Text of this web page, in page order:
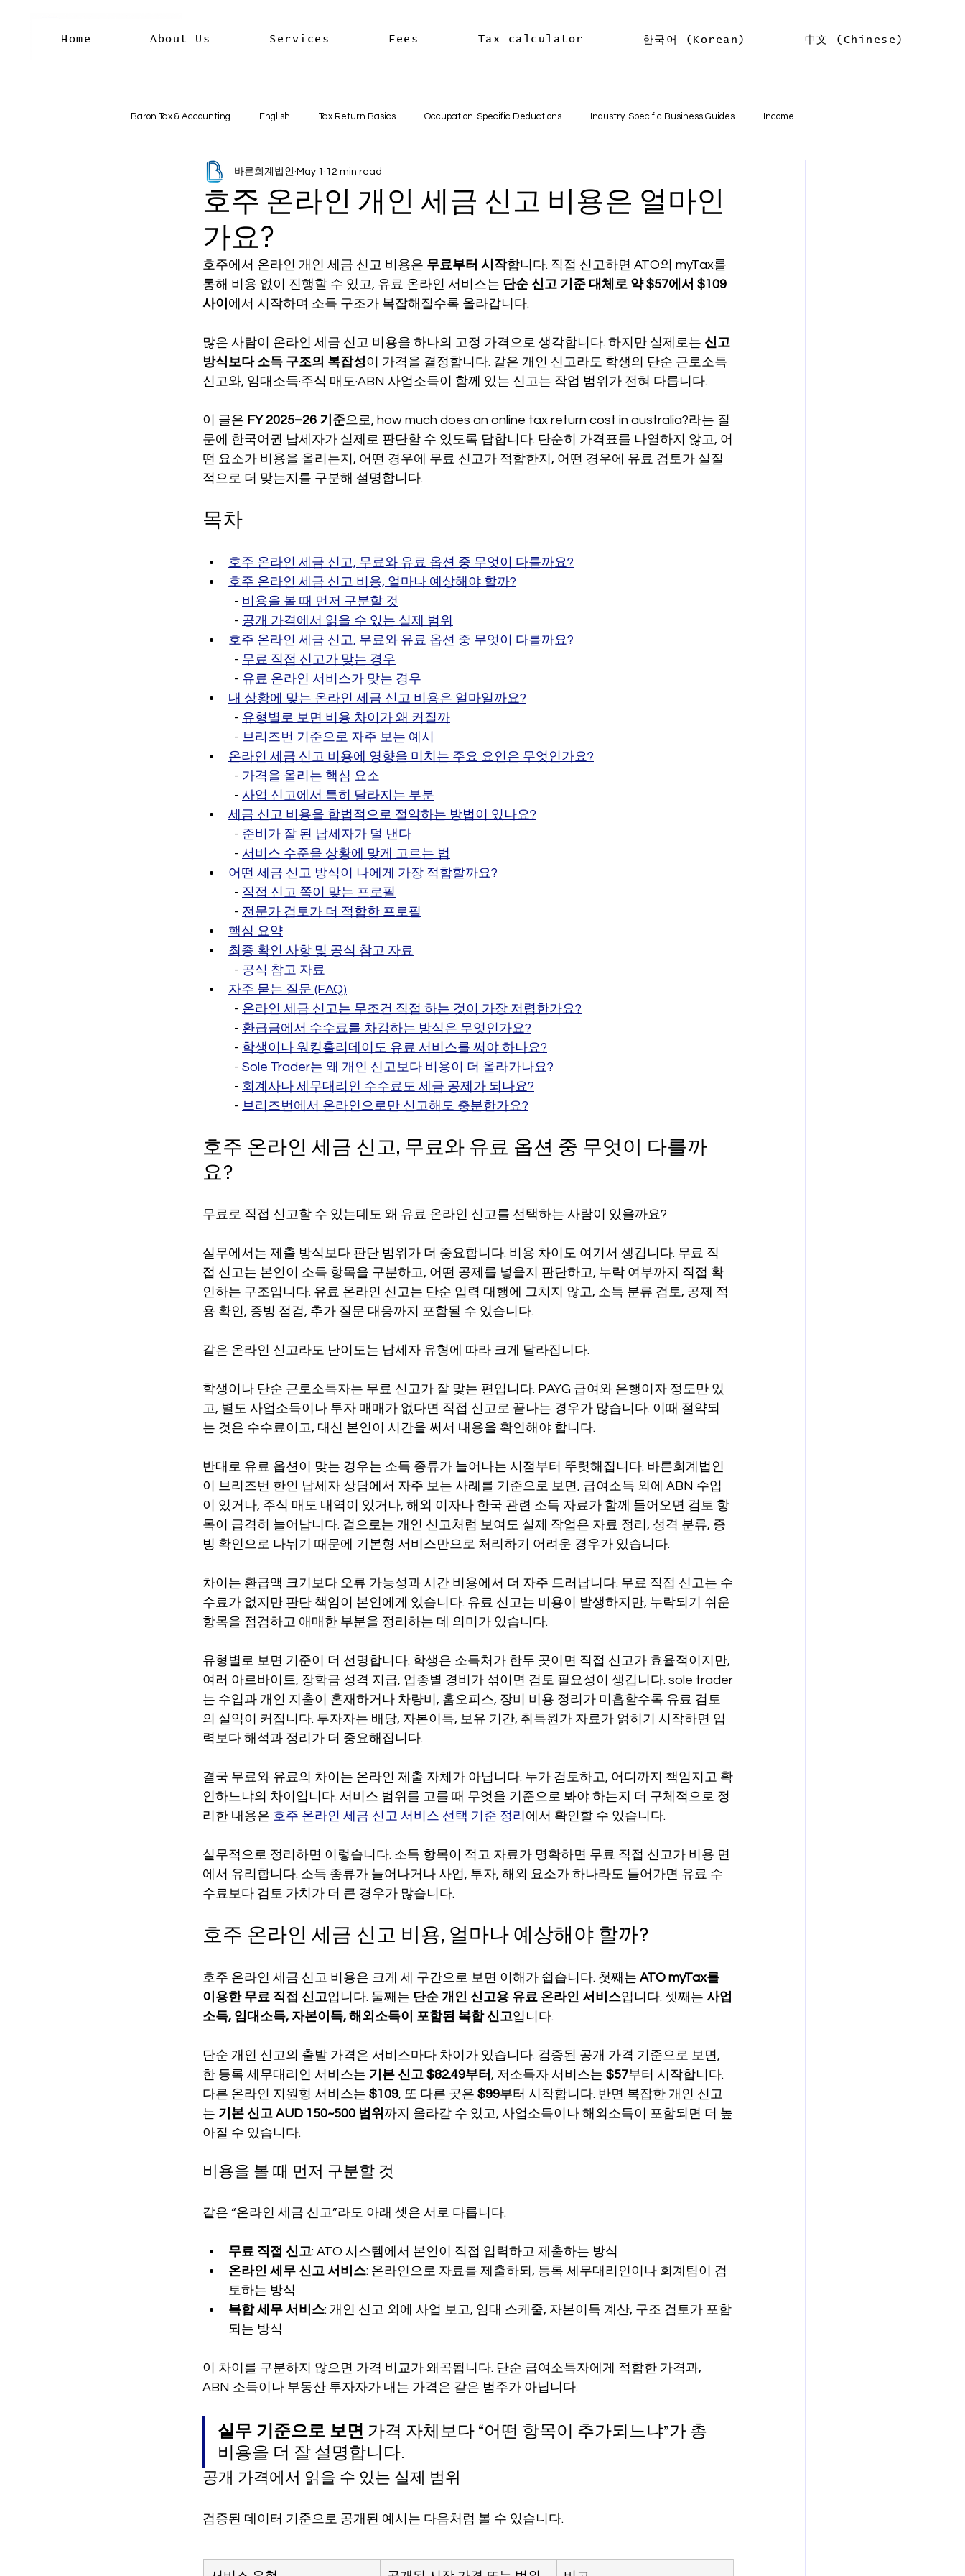
Home About Us Services Fees Tax calculator 한국어 (Korean) 中文 (Chinese)
Log In
Baron Tax & Accounting English Tax Return Basics Occupation-Specific Deductions Industry-Specific Business Guides Income
Rental income Capital Gains Deductions
Residency & International Tax
Business Deductions & Expenses Payroll & Employees Superannuation 한국어 세금신고 기본 소득
공제 차량 및 출장비 공제 거주자 및 국제세금 세액공제 메디케어 & 민간건강보험 연금
호주 온라인 개인 세금 신고 비용은 얼마인
가요?
바른회계법인 May 1 12 min read
호주에서 온라인 개인 세금 신고 비용은 무료부터 시작합니다. 직접 신고하면 ATO의 myTax를
통해 비용 없이 진행할 수 있고, 유료 온라인 서비스는 단순 신고 기준 대체로 약 $57에서 $109
사이 에서 시작하며 소득 구조가 복잡해질수록 올라갑니다.
많은 사람이 온라인 세금 신고 비용을 하나의 고정 가격으로 생각합니다. 하지만 실제로는 신고
방식보다 소득 구조의 복잡성이 가격을 결정합니다. 같은 개인 신고라도 학생의 단순 근로소득
신고와, 임대소득·주식 매도·ABN 사업소득이 함께 있는 신고는 작업 범위가 전혀 다릅니다.
이 글은 FY 2025–26 기준으로, how much does an online tax return cost in australia?라는 질
문에 한국어권 납세자가 실제로 판단할 수 있도록 답합니다. 단순히 가격표를 나열하지 않고, 어
떤 요소가 비용을 올리는지, 어떤 경우에 무료 신고가 적합한지, 어떤 경우에 유료 검토가 실질
적으로 더 맞는지를 구분해 설명합니다.
목차
호주 온라인 세금 신고, 무료와 유료 옵션 중 무엇이 다를까요?
호주 온라인 세금 신고 비용, 얼마나 예상해야 할까?
  -
비용을 볼 때 먼저 구분할 것
  -
공개 가격에서 읽을 수 있는 실제 범위
호주 온라인 세금 신고, 무료와 유료 옵션 중 무엇이 다를까요?
  -
무료 직접 신고가 맞는 경우
  -
유료 온라인 서비스가 맞는 경우
내 상황에 맞는 온라인 세금 신고 비용은 얼마일까요?
  -
유형별로 보면 비용 차이가 왜 커질까
  -
브리즈번 기준으로 자주 보는 예시
온라인 세금 신고 비용에 영향을 미치는 주요 요인은 무엇인가요?
  -
가격을 올리는 핵심 요소
  -
사업 신고에서 특히 달라지는 부분
세금 신고 비용을 합법적으로 절약하는 방법이 있나요?
  -
준비가 잘 된 납세자가 덜 낸다
  -
서비스 수준을 상황에 맞게 고르는 법
어떤 세금 신고 방식이 나에게 가장 적합할까요?
  -
직접 신고 쪽이 맞는 프로필
  -
전문가 검토가 더 적합한 프로필
핵심 요약
최종 확인 사항 및 공식 참고 자료
  -
공식 참고 자료
자주 묻는 질문 (FAQ)
  -
온라인 세금 신고는 무조건 직접 하는 것이 가장 저렴한가요?
  -
환급금에서 수수료를 차감하는 방식은 무엇인가요?
  -
학생이나 워킹홀리데이도 유료 서비스를 써야 하나요?
  -
Sole Trader는 왜 개인 신고보다 비용이 더 올라가나요?
  -
회계사나 세무대리인 수수료도 세금 공제가 되나요?
  -
브리즈번에서 온라인으로만 신고해도 충분한가요?
호주 온라인 세금 신고, 무료와 유료 옵션 중 무엇이 다를까
요?
무료로 직접 신고할 수 있는데도 왜 유료 온라인 신고를 선택하는 사람이 있을까요?
실무에서는 제출 방식보다 판단 범위가 더 중요합니다. 비용 차이도 여기서 생깁니다. 무료 직
접 신고는 본인이 소득 항목을 구분하고, 어떤 공제를 넣을지 판단하고, 누락 여부까지 직접 확
인하는 구조입니다. 유료 온라인 신고는 단순 입력 대행에 그치지 않고, 소득 분류 검토, 공제 적
용 확인, 증빙 점검, 추가 질문 대응까지 포함될 수 있습니다.
같은 온라인 신고라도 난이도는 납세자 유형에 따라 크게 달라집니다.
학생이나 단순 근로소득자는 무료 신고가 잘 맞는 편입니다. PAYG 급여와 은행이자 정도만 있
고, 별도 사업소득이나 투자 매매가 없다면 직접 신고로 끝나는 경우가 많습니다. 이때 절약되
는 것은 수수료이고, 대신 본인이 시간을 써서 내용을 확인해야 합니다.
반대로 유료 옵션이 맞는 경우는 소득 종류가 늘어나는 시점부터 뚜렷해집니다. 바른회계법인
이 브리즈번 한인 납세자 상담에서 자주 보는 사례를 기준으로 보면, 급여소득 외에 ABN 수입
이 있거나, 주식 매도 내역이 있거나, 해외 이자나 한국 관련 소득 자료가 함께 들어오면 검토 항
목이 급격히 늘어납니다. 겉으로는 개인 신고처럼 보여도 실제 작업은 자료 정리, 성격 분류, 증
빙 확인으로 나뉘기 때문에 기본형 서비스만으로 처리하기 어려운 경우가 있습니다.
차이는 환급액 크기보다 오류 가능성과 시간 비용에서 더 자주 드러납니다. 무료 직접 신고는 수
수료가 없지만 판단 책임이 본인에게 있습니다. 유료 신고는 비용이 발생하지만, 누락되기 쉬운
항목을 점검하고 애매한 부분을 정리하는 데 의미가 있습니다.
유형별로 보면 기준이 더 선명합니다. 학생은 소득처가 한두 곳이면 직접 신고가 효율적이지만,
여러 아르바이트, 장학금 성격 지급, 업종별 경비가 섞이면 검토 필요성이 생깁니다. sole trader
는 수입과 개인 지출이 혼재하거나 차량비, 홈오피스, 장비 비용 정리가 미흡할수록 유료 검토
의 실익이 커집니다. 투자자는 배당, 자본이득, 보유 기간, 취득원가 자료가 얽히기 시작하면 입
력보다 해석과 정리가 더 중요해집니다.
결국 무료와 유료의 차이는 온라인 제출 자체가 아닙니다. 누가 검토하고, 어디까지 책임지고 확
인하느냐의 차이입니다. 서비스 범위를 고를 때 무엇을 기준으로 봐야 하는지 더 구체적으로 정
리한 내용은 호주 온라인 세금 신고 서비스 선택 기준 정리 에서 확인할 수 있습니다.
실무적으로 정리하면 이렇습니다. 소득 항목이 적고 자료가 명확하면 무료 직접 신고가 비용 면
에서 유리합니다. 소득 종류가 늘어나거나 사업, 투자, 해외 요소가 하나라도 들어가면 유료 수
수료보다 검토 가치가 더 큰 경우가 많습니다.
호주 온라인 세금 신고 비용, 얼마나 예상해야 할까?
호주 온라인 세금 신고 비용은 크게 세 구간으로 보면 이해가 쉽습니다. 첫째는 ATO myTax를
이용한 무료 직접 신고입니다. 둘째는 단순 개인 신고용 유료 온라인 서비스입니다. 셋째는 사업
소득, 임대소득, 자본이득, 해외소득이 포함된 복합 신고입니다.
단순 개인 신고의 출발 가격은 서비스마다 차이가 있습니다. 검증된 공개 가격 기준으로 보면,
한 등록 세무대리인 서비스는 기본 신고 $82.49부터 , 저소득자 서비스는 $57부터 시작합니다.
다른 온라인 지원형 서비스는 $109, 또 다른 곳은 $99부터 시작합니다. 반면 복잡한 개인 신고
는 기본 신고 AUD 150~500 범위 까지 올라갈 수 있고, 사업소득이나 해외소득이 포함되면 더 높
아질 수 있습니다.
비용을 볼 때 먼저 구분할 것
같은 “온라인 세금 신고”라도 아래 셋은 서로 다릅니다.
무료 직접 신고: ATO 시스템에서 본인이 직접 입력하고 제출하는 방식
온라인 세무 신고 서비스: 온라인으로 자료를 제출하되, 등록 세무대리인이나 회계팀이 검
토하는 방식
복합 세무 서비스: 개인 신고 외에 사업 보고, 임대 스케줄, 자본이득 계산, 구조 검토가 포함
되는 방식
이 차이를 구분하지 않으면 가격 비교가 왜곡됩니다. 단순 급여소득자에게 적합한 가격과,
ABN 소득이나 부동산 투자자가 내는 가격은 같은 범주가 아닙니다.
실무 기준으로 보면 가격 자체보다 “어떤 항목이 추가되느냐”가 총
비용을 더 잘 설명합니다.
공개 가격에서 읽을 수 있는 실제 범위
검증된 데이터 기준으로 공개된 예시는 다음처럼 볼 수 있습니다.